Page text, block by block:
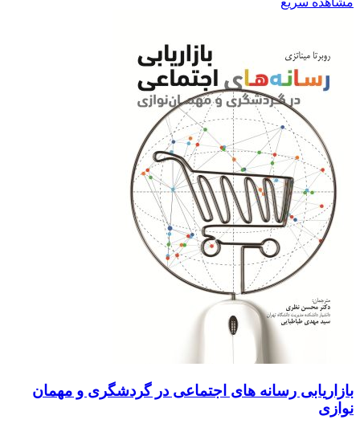
بازاریابی رسانه های اجتماعی در گردشگری و مهمان
نوازی